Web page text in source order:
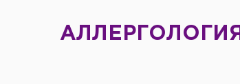
АЛЛЕРГОЛОГИЯ